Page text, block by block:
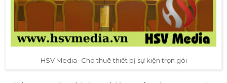
HSV Media- Cho thuê thiết bị sự kiện trọn gói